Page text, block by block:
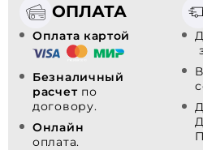
ОПЛАТА
Оплата картой
Безналичный
расчет по
договору.
Онлайн
оплата.